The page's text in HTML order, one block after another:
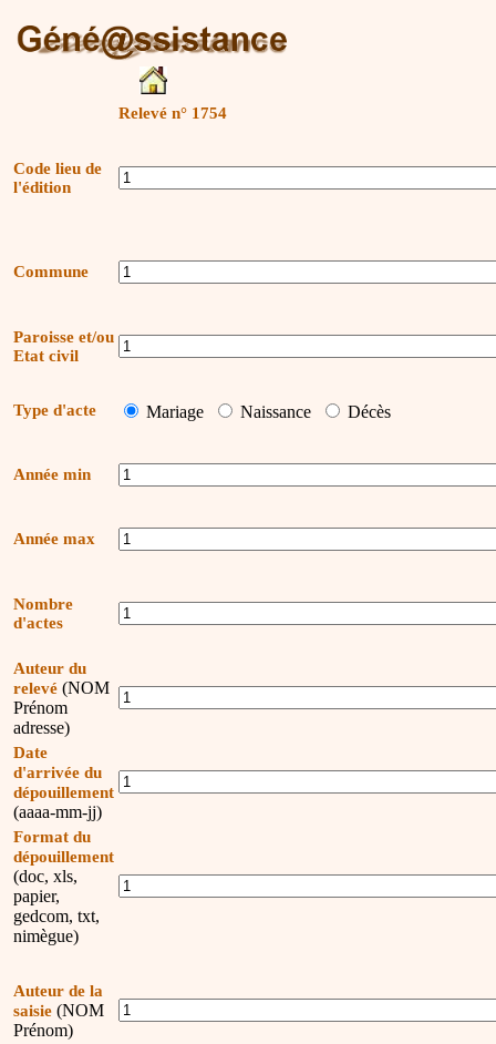
Relevé n° 1754
Code lieu de
l'édition
Commune
Paroisse et/ou
Etat civil
Type d'acte Mariage Naissance Décès
Année min
Année max
Nombre
d'actes
Auteur du
relevé (NOM
Prénom
adresse)
Date
d'arrivée du
dépouillement
(aaaa-mm-jj)
Format du
dépouillement
(doc, xls,
papier,
gedcom, txt,
nimègue)
Auteur de la
saisie (NOM
Prénom)